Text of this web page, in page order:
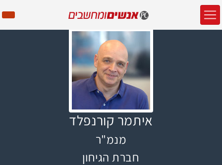
איתמר קורנפלד
מנמ"ר
חברת הגיחון